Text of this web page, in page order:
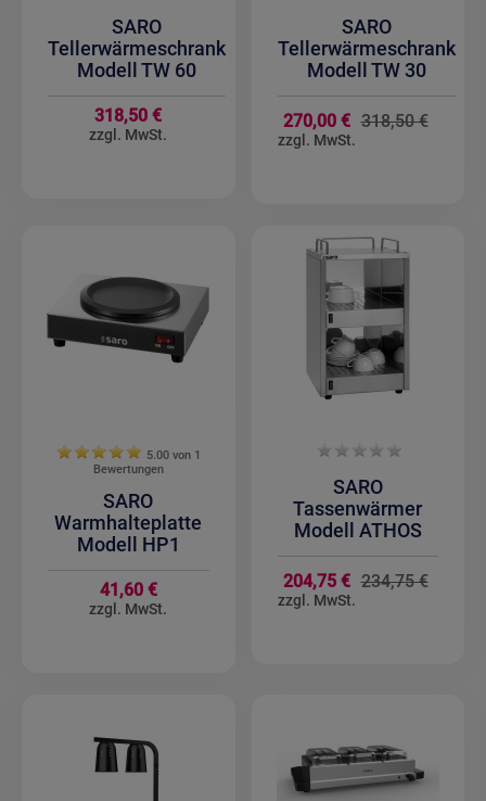
SARO
Tellerwärmeschrank
Modell TW 60
318,50 €
SARO
Tellerwärmeschrank
Modell TW 30
270,00 € 318,50 €
5.00 von 1
Bewertungen
SARO
Warmhalteplatte
Modell HP1
41,60 €
SARO
Tassenwärmer
Modell ATHOS
204,75 € 234,75 €